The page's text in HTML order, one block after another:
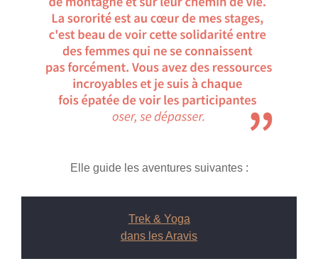
Elle guide les aventures suivantes :
Trek & Yoga
dans les Aravis